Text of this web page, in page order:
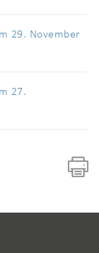
29. November
27.